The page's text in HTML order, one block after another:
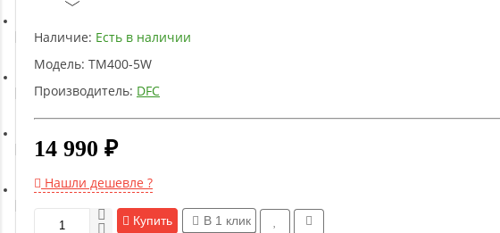
Рукоятки и тяги
Аэробика и фитнес
Гимнастическое оборудование
Функциональный тренинг
Наличие: Есть в наличии
Модель: TM400-5W
Производитель: DFC
14 990 ₽
Нашли дешевле ?
Купить В 1 клик